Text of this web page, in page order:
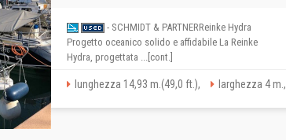
- SCHMIDT & PARTNERReinke Hydra 
Progetto oceanico solido e affidabile La Reinke
Hydra, progettata ...[cont.]
lunghezza 14,93 m.(49,0 ft.), larghezza 4 m.,